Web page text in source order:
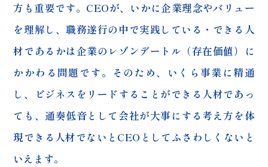
方も重要です。CEOが、いかに企業理念やバリュー
を理解し、職務遂行の中で実践している・できる人
材であるかは企業のレゾンデートル（存在価値）に
かかわる問題です。そのため、いくら事業に精通
し、ビジネスをリードすることができる人材であっ
ても、通奏低音として会社が大事にする考え方を体
現できる人材でないとCEOとしてふさわしくないと
いえます。